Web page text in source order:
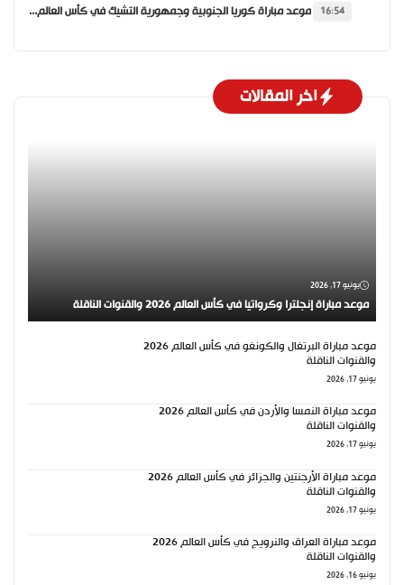
16:54 موعد مباراة كوريا الجنوبية وجمهورية التشيك في كأس العالم 2026 والقنوات الناقلة
اخر المقالات
يونيو 17, 2026
موعد مباراة إنجلترا وكرواتيا في كأس العالم 2026 والقنوات الناقلة
موعد مباراة البرتغال والكونغو في كأس العالم 2026
والقنوات الناقلة
يونيو 17, 2026
موعد مباراة النمسا والأردن في كأس العالم 2026
والقنوات الناقلة
يونيو 17, 2026
موعد مباراة الأرجنتين والجزائر في كأس العالم 2026
والقنوات الناقلة
يونيو 17, 2026
موعد مباراة العراق والنرويج في كأس العالم 2026
والقنوات الناقلة
يونيو 16, 2026